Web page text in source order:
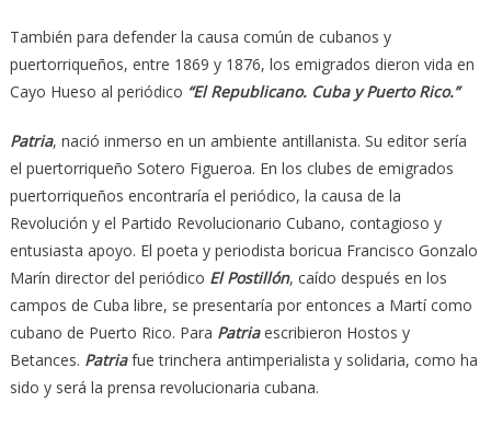
También para defender la causa común de cubanos y
puertorriqueños, entre 1869 y 1876, los emigrados dieron vida en
Cayo Hueso al periódico “El Republicano. Cuba y Puerto Rico.”
Patria, nació inmerso en un ambiente antillanista. Su editor sería
el puertorriqueño Sotero Figueroa. En los clubes de emigrados
puertorriqueños encontraría el periódico, la causa de la
Revolución y el Partido Revolucionario Cubano, contagioso y
entusiasta apoyo. El poeta y periodista boricua Francisco Gonzalo
Marín director del periódico El Postillón, caído después en los
campos de Cuba libre, se presentaría por entonces a Martí como
cubano de Puerto Rico. Para Patriaescribieron Hostos y
Betances. Patriafue trinchera antimperialista y solidaria, como ha
sido y será la prensa revolucionaria cubana.